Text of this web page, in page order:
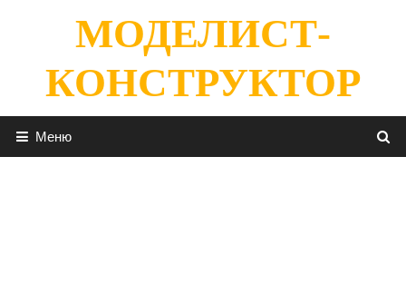
содержимомуМОДЕЛИСТ-
КОНСТРУКТОР
Меню